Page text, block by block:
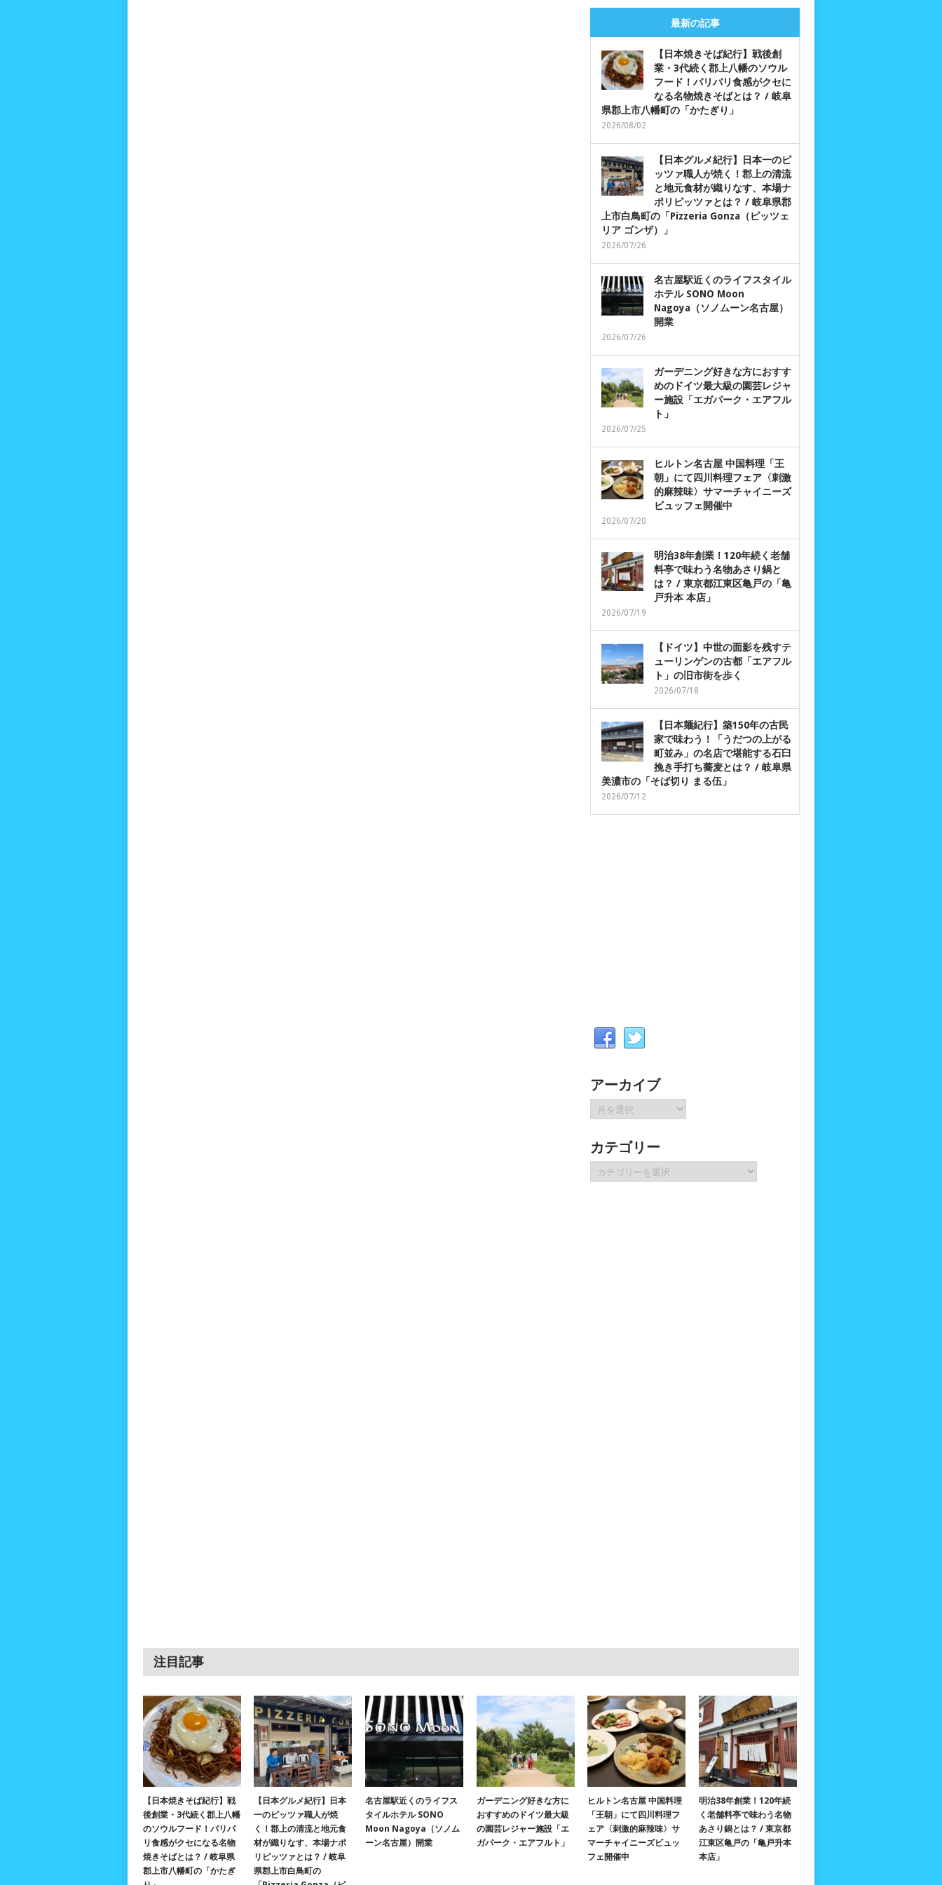
最新の記事
【日本焼きそば紀行】戦後創
業・3代続く郡上八幡のソウル
フード！パリパリ食感がクセに
なる名物焼きそばとは？ / 岐阜
県郡上市八幡町の「かたぎり」
2026/08/02
【日本グルメ紀行】日本一のピ
ッツァ職人が焼く！郡上の清流
と地元食材が織りなす、本場ナ
ポリピッツァとは？ / 岐阜県郡
上市白鳥町の「Pizzeria Gonza（ピッツェ
リア ゴンザ）」
2026/07/26
名古屋駅近くのライフスタイル
ホテル SONO Moon
Nagoya（ソノムーン名古屋）
開業
2026/07/26
ガーデニング好きな方におすす
めのドイツ最大級の園芸レジャ
ー施設「エガパーク・エアフル
ト」
2026/07/25
ヒルトン名古屋 中国料理「王
朝」にて四川料理フェア〈刺激
的麻辣味〉サマーチャイニーズ
ビュッフェ開催中
2026/07/20
明治38年創業！120年続く老舗
料亭で味わう名物あさり鍋と
は？ / 東京都江東区亀戸の「亀
戸升本 本店」
2026/07/19
【ドイツ】中世の面影を残すテ
ューリンゲンの古都「エアフル
ト」の旧市街を歩く
2026/07/18
【日本麺紀行】築150年の古民
家で味わう！「うだつの上がる
町並み」の名店で堪能する石臼
挽き手打ち蕎麦とは？ / 岐阜県
美濃市の「そば切り まる伍」
2026/07/12
アーカイブ
ア
ー
イ
ブ
カテゴリー
テ
注目記事
【日本焼きそば紀行】戦
後創業・3代続く郡上八幡
のソウルフード！パリパ
リ食感がクセになる名物
焼きそばとは？ / 岐阜県
郡上市八幡町の「かたぎ
【日本グルメ紀行】日本
一のピッツァ職人が焼
く！郡上の清流と地元食
材が織りなす、本場ナポ
リピッツァとは？ / 岐阜
県郡上市白鳥町の
名古屋駅近くのライフス
タイルホテル SONO
Moon Nagoya（ソノム
ーン名古屋）開業
ガーデニング好きな方に
おすすめのドイツ最大級
の園芸レジャー施設「エ
ガパーク・エアフルト」
ヒルトン名古屋 中国料理
「王朝」にて四川料理フ
ェア〈刺激的麻辣味〉サ
マーチャイニーズビュッ
フェ開催中
明治38年創業！120年続
く老舗料亭で味わう名物
あさり鍋とは？ / 東京都
江東区亀戸の「亀戸升本
本店」